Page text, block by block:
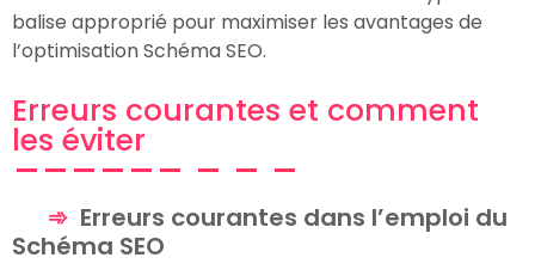
balise approprié pour maximiser les avantages de
l’optimisation Schéma SEO.
Erreurs courantes et comment
les éviter
Erreurs courantes dans l’emploi du
Schéma SEO